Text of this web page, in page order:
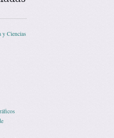
y Ciencias